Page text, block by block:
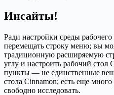
Инсайты!
Ради настройки среды
перемещать строку меню; вы
традиционную расширяемую
углу и настроить рабочий
пункты — не единственные
стола Cinnamon; есть еще
свободно исследовать.